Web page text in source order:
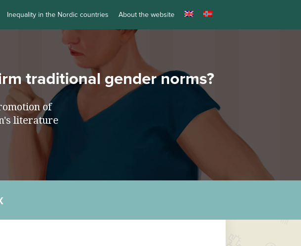
Inequality in the Nordic countries About the website
traditional gender norms?
of
literature